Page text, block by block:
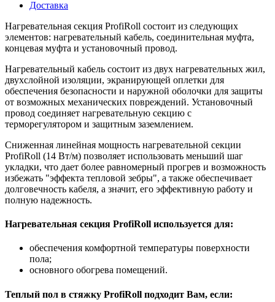
Доставка
Нагревательная секция ProfiRoll состоит из следующих
элементов: нагревательный кабель, соединительная муфта,
концевая муфта и установочный провод.
Нагревательный кабель состоит из двух нагревательных жил,
двухслойной изоляции, экранирующей оплетки для
обеспечения безопасности и наружной оболочки для защиты
от возможных механических повреждений. Установочный
провод соединяет нагревательную секцию с
терморегулятором и защитным заземлением.
Сниженная линейная мощность нагревательной секции
ProfiRoll (14 Вт/м) позволяет использовать меньший шаг
укладки, что дает более равномерный прогрев и возможность
избежать "эффекта тепловой зебры", а также обеспечивает
долговечность кабеля, а значит, его эффективную работу и
полную надежность.
Нагревательная секция ProfiRoll используется для:
обеспечения комфортной температуры поверхности
пола;
основного обогрева помещений.
Теплый пол в стяжку ProfiRoll подходит Вам, если: